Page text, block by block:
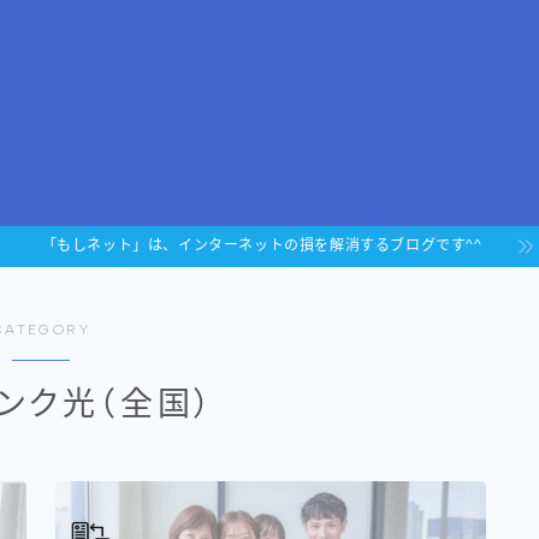
「もしネット」は、インターネットの損を解消するブログです^^
ク光（全国）